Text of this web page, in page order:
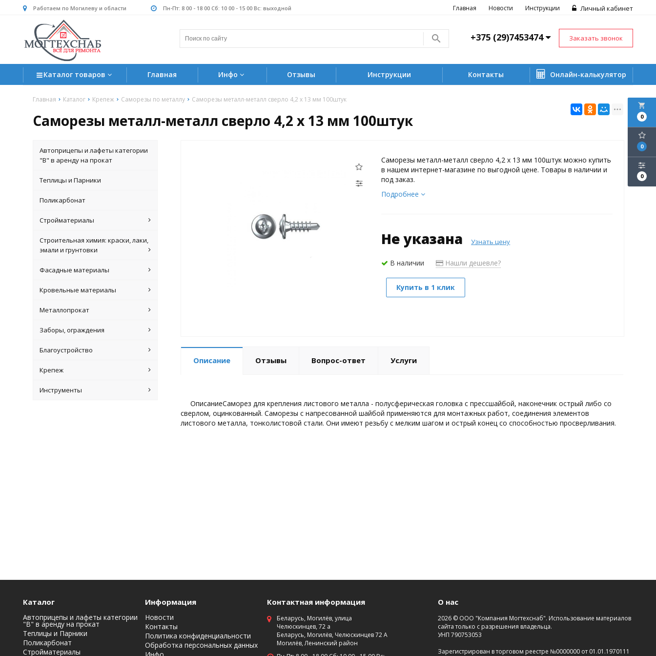
Работаем по Могилеву и области Пн-Пт: 8 00 - 18 00 Сб: 10 00 - 15 00 Вс: выходной Личный кабинет
Главная Новости Инструкции
+375 (29)7453474 Заказать звонок
Каталог товаров Главная Инфо Отзывы Инструкции Контакты Онлайн-калькулятор
Главная Каталог Крепеж Саморезы по металлу Саморезы металл-металл сверло 4,2 х 13 мм 100штук
Саморезы металл-металл сверло 4,2 х 13 мм 100штук
local_grocery_store
0
0
0
Автоприцепы и лафеты категории
"B" в аренду на прокат
Теплицы и Парники
Поликарбонат
Стройматериалы
Строительная химия: краски, лаки,
эмали и грунтовки
Фасадные материалы
Кровельные материалы
Металлопрокат
Заборы, ограждения
Благоустройство
Крепеж
Инструменты
Саморезы металл-металл сверло 4,2 х 13 мм 100штук можно купить
в нашем интернет-магазине по выгодной цене. Товары в наличии и
под заказ.
Подробнее
Не указана Узнать цену
В наличии Нашли дешевле?
Купить в 1 клик
Описание Отзывы Вопрос-ответ Услуги
ОписаниеСаморез для крепления листового металла - полусферическая головка с прессшайбой, наконечник острый либо со
сверлом, оцинкованный. Саморезы с напресованной шайбой применяются для монтажных работ, соединения элементов
листового металла, тонколистовой стали. Они имеют резьбу с мелким шагом и острый конец со способностью просверливания.
Каталог
Автоприцепы и лафеты категории
"B" в аренду на прокат
Теплицы и Парники
Поликарбонат
Стройматериалы
Информация
Новости
Контакты
Политика конфиденциальности
Обработка персональных данных
Инфо
Контактная информация
Беларусь, Могилёв, улица
Челюскинцев, 72 а
Беларусь, Могилёв, Челюскинцев 72 А
Могилёв, Ленинский район
О нас
2026 © ООО "Компания Могтехснаб". Использование материалов
сайта только с разрешения владельца.
УНП 790753053
Зарегистрирован в торговом реестре №0000000 от 01.01.1970111